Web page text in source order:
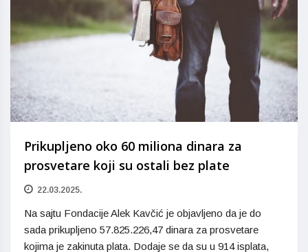
Prikupljeno oko 60 miliona dinara za
prosvetare koji su ostali bez plate
22.03.2025.
Na sajtu Fondacije Alek Kavčić je objavljeno da je do
sada prikupljeno 57.825.226,47 dinara za prosvetare
kojima je zakinuta plata. Dodaje se da su u 914 isplata,